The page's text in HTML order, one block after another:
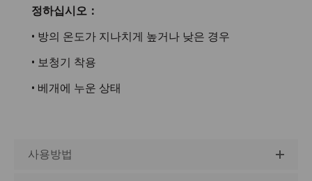
정하십시오：
• 방의 온도가 지나치게 높거나 낮은 경우
• 보청기 착용
• 베개에 누운 상태
사용방법